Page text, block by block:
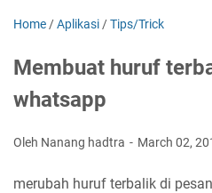
Home /Aplikasi /Tips/Trick
Membuat huruf
whatsapp
Oleh Nanang hadtra March 02,
merubah huruf terbalik di